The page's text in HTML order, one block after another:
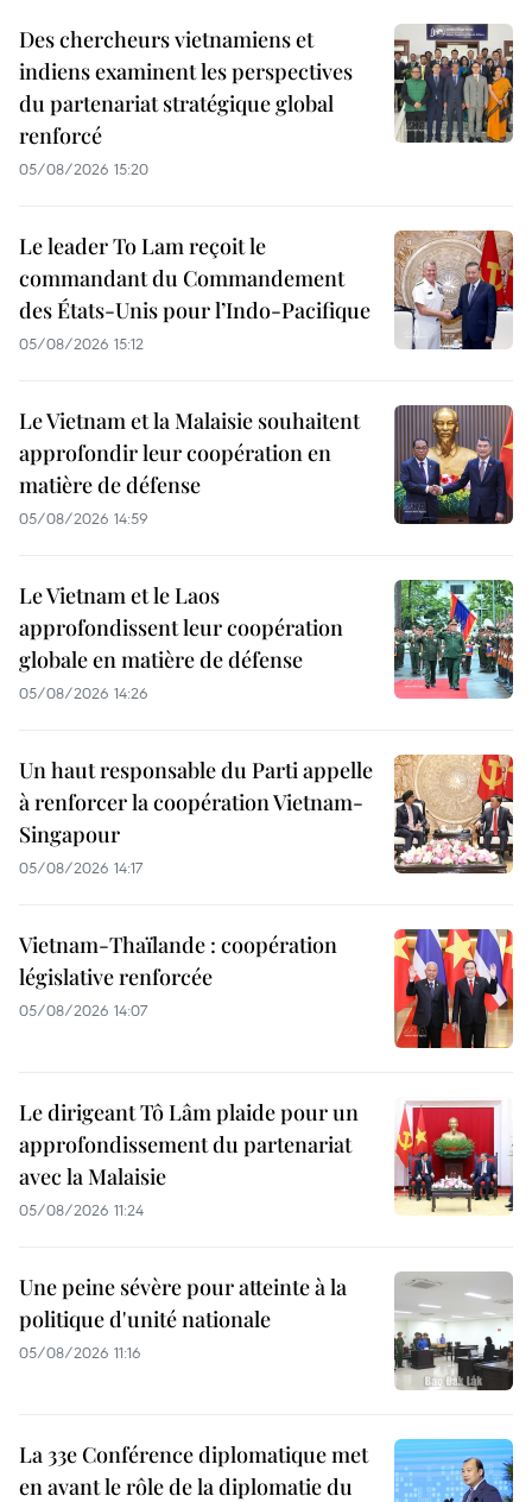
Des chercheurs vietnamiens et
indiens examinent les perspectives
du partenariat stratégique global
renforcé
05/08/2026 15:20
Le leader To Lam reçoit le
commandant du Commandement
des États-Unis pour l’Indo-Pacifique
05/08/2026 15:12
Le Vietnam et la Malaisie souhaitent
approfondir leur coopération en
matière de défense
05/08/2026 14:59
Le Vietnam et le Laos
approfondissent leur coopération
globale en matière de défense
05/08/2026 14:26
Un haut responsable du Parti appelle
à renforcer la coopération Vietnam-
Singapour
05/08/2026 14:17
Vietnam-Thaïlande : coopération
législative renforcée
05/08/2026 14:07
Le dirigeant Tô Lâm plaide pour un
approfondissement du partenariat
avec la Malaisie
05/08/2026 11:24
Une peine sévère pour atteinte à la
politique d'unité nationale
05/08/2026 11:16
La 33e Conférence diplomatique met
en avant le rôle de la diplomatie du